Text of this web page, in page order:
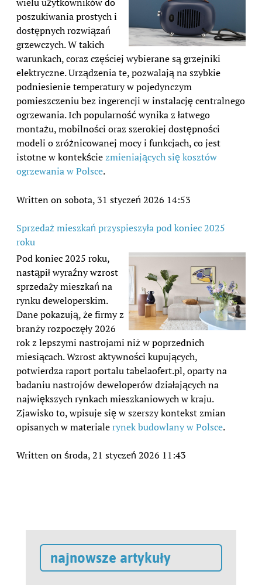
poszukiwania prostych i
dostępnych rozwiązań
grzewczych. W takich
warunkach, coraz częściej wybierane są grzejniki
elektryczne. Urządzenia te, pozwalają na szybkie
podniesienie temperatury w pojedynczym
pomieszczeniu bez ingerencji w instalację centralnego
ogrzewania. Ich popularność wynika z łatwego
montażu, mobilności oraz szerokiej dostępności
modeli o zróżnicowanej mocy i funkcjach, co jest
istotne w kontekściezmieniających się kosztów
ogrzewania w Polsce.
Written on sobota, 31 styczeń 2026 14:53
Sprzedaż mieszkań przyspieszyła pod koniec 2025
roku
Pod koniec 2025 roku,
nastąpił wyraźny wzrost
sprzedaży mieszkań na
rynku deweloperskim.
Dane pokazują, że firmy z
branży rozpoczęły 2026
rok z lepszymi nastrojami niż w poprzednich
miesiącach. Wzrost aktywności kupujących,
potwierdza raport portalu tabelaofert.pl, oparty na
badaniu nastrojów deweloperów działających na
największych rynkach mieszkaniowych w kraju.
Zjawisko to, wpisuje się w szerszy kontekst zmian
opisanych w materialerynek budowlany w Polsce.
Written on środa, 21 styczeń 2026 11:43
najnowsze artykuły